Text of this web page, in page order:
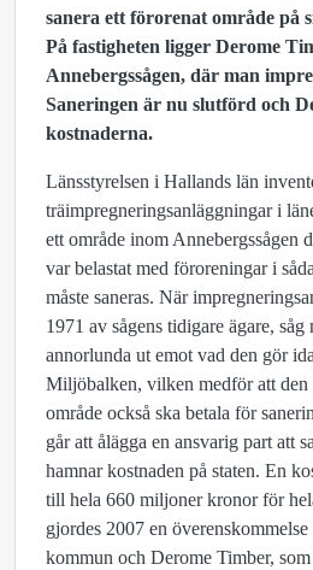
sanera ett förorenat område på
På fastigheten ligger Derome
Annebergssågen, där man
Saneringen är nu slutförd och
kostnaderna.
Länsstyrelsen i Hallands län
träimpregneringsanläggningar i
ett område inom Annebergssågen
var belastat med föroreningar i
måste saneras. När
1971 av sågens tidigare ägare,
annorlunda ut emot vad den gör
Miljöbalken, vilken medför att den
område också ska betala för
går att ålägga en ansvarig part att
hamnar kostnaden på staten. En
till hela 660 miljoner kronor för
gjordes 2007 en
kommun och Derome Timber,